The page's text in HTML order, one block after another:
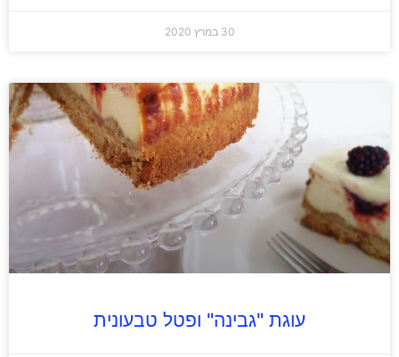
30 במרץ 2020
עוגת "גבינה" ופטל טבעונית